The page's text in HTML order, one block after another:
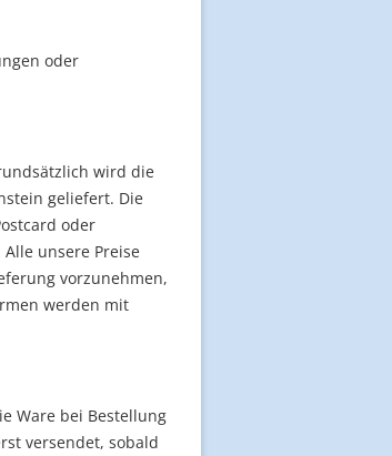
oder
wird die
geliefert. Die
oder
unsere Preise
vorzunehmen,
werden mit
Ware bei Bestellung
versendet, sobald